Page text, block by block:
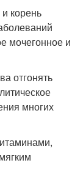
корень
мочегонное и
отгонять
многих